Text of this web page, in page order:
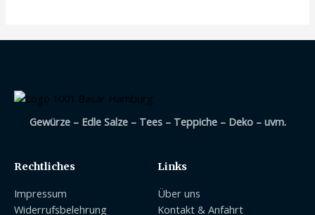
Gewürze – Edle Salze – Tees – Teppiche – Deko – uvm.
Rechtliches
Impressum
Widerrufsbelehrung
Links
Über uns
Kontakt & Anfahrt